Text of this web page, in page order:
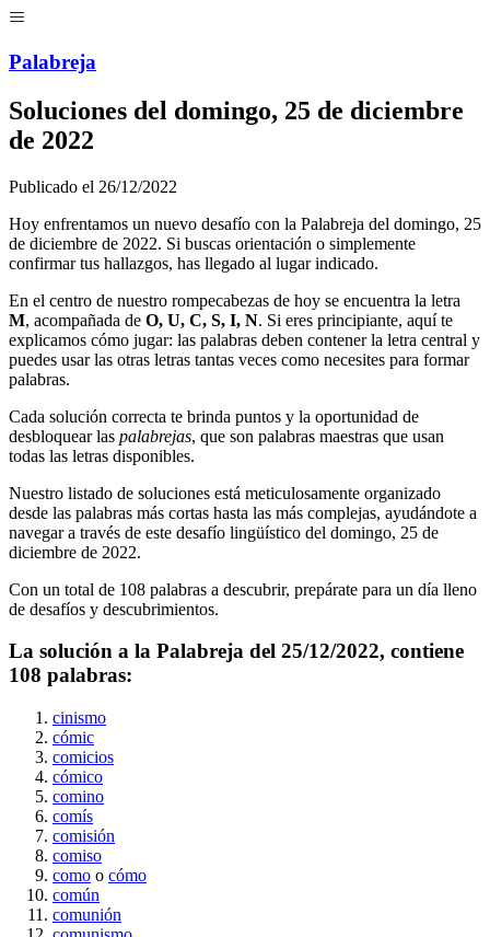
Palabreja
Soluciones del domingo, 25 de diciembre
de 2022
Publicado el 26/12/2022
Hoy enfrentamos un nuevo desafío con la Palabreja del domingo, 25
de diciembre de 2022. Si buscas orientación o simplemente
confirmar tus hallazgos, has llegado al lugar indicado.
En el centro de nuestro rompecabezas de hoy se encuentra la letra
M, acompañada de O, U, C, S, I, N. Si eres principiante, aquí te
explicamos cómo jugar: las palabras deben contener la letra central y
puedes usar las otras letras tantas veces como necesites para formar
palabras.
Cada solución correcta te brinda puntos y la oportunidad de
desbloquear las palabrejas, que son palabras maestras que usan
todas las letras disponibles.
Nuestro listado de soluciones está meticulosamente organizado
desde las palabras más cortas hasta las más complejas, ayudándote a
navegar a través de este desafío lingüístico del domingo, 25 de
diciembre de 2022.
Con un total de 108 palabras a descubrir, prepárate para un día lleno
de desafíos y descubrimientos.
La solución a la Palabreja del 25/12/2022, contiene
108 palabras:
cinismo
cómic
comicios
cómico
comino
comís
comisión
comiso
como o cómo
común
comunión